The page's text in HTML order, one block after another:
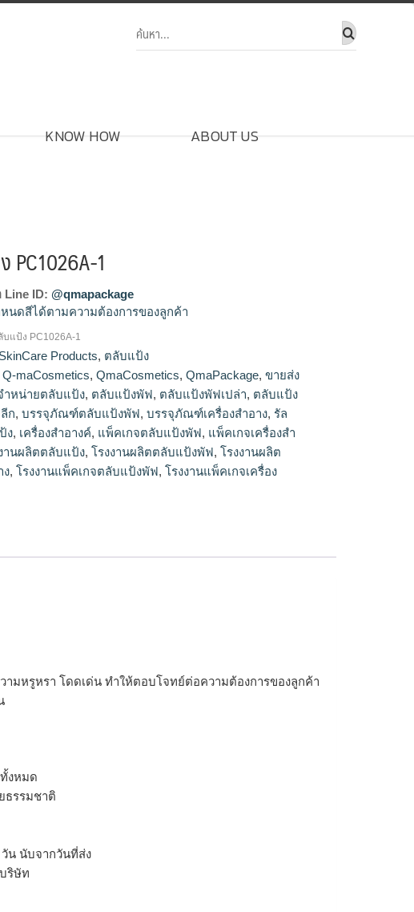
KNOW HOW ABOUT US
PC1026A-1
Line ID: @qmapackage
นดสีได้ตามความต้องการของลูกค้า
ตตลับแป้ง,ขายส่งตลับแป้ง,จำหน่ายตลับแป้ง,รัลผลิตตลับ
งเปล่าขายปลีก
บแป้ง PC1026A-1
SkinCare Products, ตลับแป้ง
Q-maCosmetics,QmaCosmetics,QmaPackage,ขายส่ง
ำหน่ายตลับแป้ง, ตลับแป้งพัฟ, ตลับแป้งพัฟเปล่า, ตลับแป้ง
ก,บรรจุภัณฑ์ตลับแป้งพัฟ,บรรจุภัณฑ์เครื่องสำอาง, รัล
ง, เครื่องสำอางค์, แพ็คเกจตลับแป้งพัฟ, แพ็คเกจเครื่องสำ
านผลิตตลับแป้ง,โรงงานผลิตตลับแป้งพัฟ,โรงงานผลิต
ง,โรงงานแพ็คเกจตลับแป้งพัฟ,โรงงานแพ็คเกจเครื่อง
ามหรูหรา โดดเด่น ทำให้ตอบโจทย์ต่อความต้องการของลูกค้า
ทั้งหมด
ธรรมชาติ
น นับจากวันที่ส่ง
ริษัท